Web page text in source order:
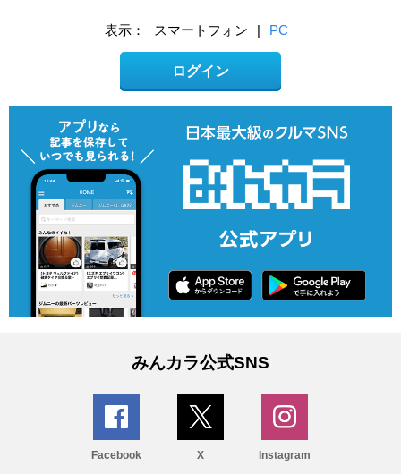
表示： スマートフォン | PC
ログイン
みんカラ公式SNS
Facebook X Instagram